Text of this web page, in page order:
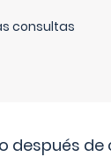
consultas
después